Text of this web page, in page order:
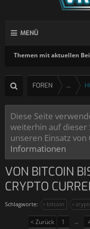
MENÜ
Themen mit aktuellen
FOREN ...
Diese Seite
weiterhin auf dieser
unseren Einsatz von
Informationen
VON BITCOIN
CRYPTO
Schlagworte: bitcoin
< Zurück 1 ←